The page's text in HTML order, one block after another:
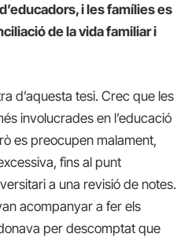
i les famílies es
de la vida familiar i
d’aquesta tesi. Crec que les
involucrades en l’educació
es preocupen malament,
fins al punt
a una revisió de notes.
acompanyar a fer els
per descomptat que